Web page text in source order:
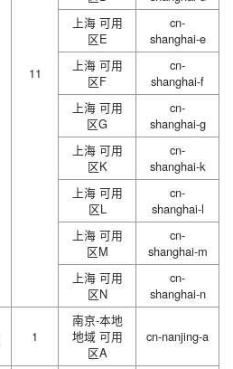
11
上海 可用
区E
cn-
shanghai-e
上海 可用
区F
cn-
shanghai-f
上海 可用
区G
cn-
shanghai-g
上海 可用
区K
cn-
shanghai-k
上海 可用
区L
cn-
shanghai-l
上海 可用
区M
cn-
shanghai-m
上海 可用
区N
cn-
shanghai-n
1
南京-本地
地域 可用
区A
cn-nanjing-a